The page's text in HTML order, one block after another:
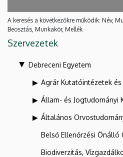
A keresés a következőkre működik: Név,
Beosztás, Munkakör, Mellék
Szervezetek
Debreceni Egyetem
Agrár Kutatóintézetek
Állam- és Jogtudományi
Általános
Belső Ellenőrzési Önálló
Biodiverzitás,